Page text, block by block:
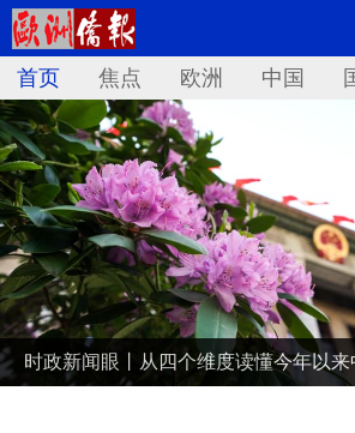
首页 焦点 欧洲 中国
时政新闻眼丨从四个维度读懂今年以来